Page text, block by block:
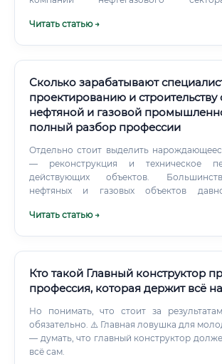
Читать статью →
Сколько зарабатывают
проектированию и строительству
нефтяной и газовой
полный разбор профессии
Отдельно стоит выделить
— реконструкция и техническое
действующих объектов.
нефтяных и газовых объектов
технической документации объёмом в
Читать статью →
Кто такой Главный конструктор
профессия, которая держит всё
Но понимать, что стоит за
обязательно. ⚠️ Главная ловушка для
— думать, что главный конструктор
всё сам.